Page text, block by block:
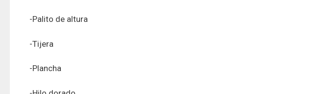
-Palito de altura
-Tijera
-Plancha